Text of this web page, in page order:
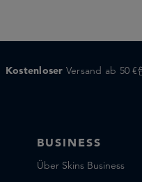
Kostenloser Versand ab 50 €
BUSINESS
Über Skins Business